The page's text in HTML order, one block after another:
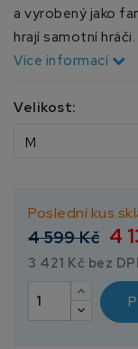
a vyrobený jako
hrají samotní hráči.
Více informací
Velikost:
Poslední kus
4 599 Kč 4
3 421 Kč bez